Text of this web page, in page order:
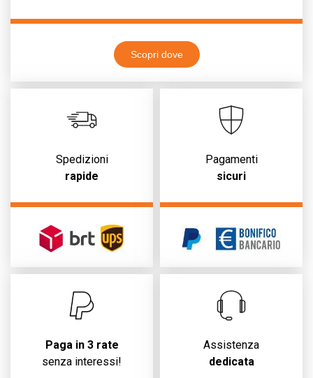
Scopri dove
Spedizioni
rapide
Pagamenti
sicuri
Paga in 3 rate
senza interessi!
Assistenza
dedicata